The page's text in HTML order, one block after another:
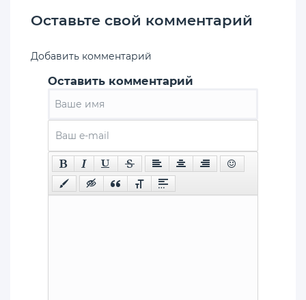
Оставьте свой комментарий
Добавить комментарий
Оставить комментарий